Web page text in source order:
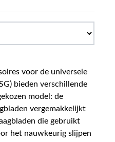
voor de universele
bieden verschillende
model: de
vergemakkelijkt
die gebruikt
het nauwkeurig slijpen